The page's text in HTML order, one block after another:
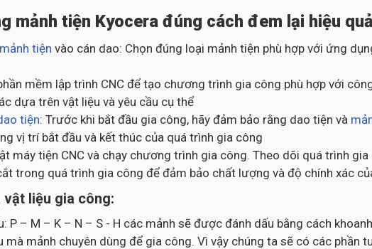
mảnh tiện Kyocera đúng cách đem lại hiệu
mảnh tiện vào cán dao: Chọn đúng loại mảnh tiện phù hợp với ứng
mềm lập trình CNC để tạo chương trình gia công phù hợp với
dựa trên vật liệu và yêu cầu cụ thể
tiện: Trước khi bắt đầu gia công, hãy đảm bảo rằng dao tiện và
vị trí bắt đầu và kết thúc của quá trình gia công
máy tiện CNC và chạy chương trình gia công. Theo dõi quá trình
trong quá trình gia công để đảm bảo chất lượng và độ chính xác
vật liệu gia công:
P – M – K – N – S - H các mảnh sẽ được đánh dấu bằng cách
mà mảnh chuyên dùng để gia công. Vì vậy chúng ta sẽ có các phần